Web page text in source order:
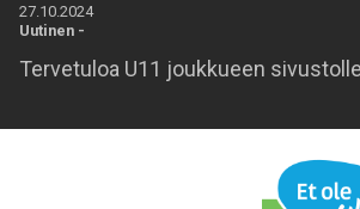
27.10.2024
Uutinen -
Tervetuloa U11 joukkueen